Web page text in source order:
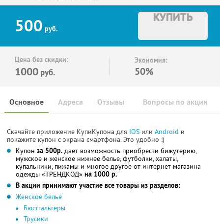
500 руб.
КУПИТЬ
Цена без скидки:
1000 руб.
Экономия:
50%
Основное Отзывы Вопросы по акции
Адреса
Скачайте приложение КупиКупона для IOS или Android и
покажите купон с экрана смартфона. Это удобно :)
Купон за 500р. дает возможность приобрести бижутерию,
мужское и женское нижнее белье, футболки, халаты,
купальники, пижамы и многое другое от интернет-магазина
одежды «ТРЕНДКОД» на 1000 р.
В акции принимают участие все товары из разделов:
Женское белье
Бюстгальтеры
Трусики